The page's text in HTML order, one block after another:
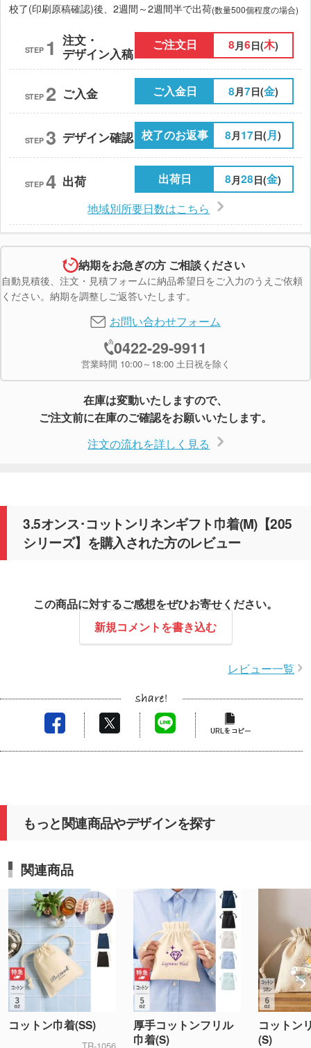
校了(印刷原稿確認)後、2週間～2週間半で出荷(数量500個程度の場合)
STEP 1 注文・
デザイン入稿
ご注文日 8 月6日(木)
STEP 2 ご入金 ご入金日 8月7日(金)
STEP 3 デザイン確認 校了のお返事 8月17日(月)
STEP 4 出荷 出荷日 8 月28日(金)
地域別所要日数はこちら
納期をお急ぎの方 ご相談ください
自動見積後、注文・見積フォームに納品希望日をご入力のうえご依頼
ください。納期を調整しご返答いたします。
お問い合わせフォーム
0422-29-9911
営業時間 10:00～18:00 土日祝を除く
在庫は変動いたしますので、
ご注文前に在庫のご確認をお願いいたします。
注文の流れを詳しく見る
3.5オンス･コットンリネンギフト巾着(M)【205
シリーズ】を購入された方のレビュー
この商品に対するご感想をぜひお寄せください。
新規コメントを書き込む
レビュー一覧
もっと関連商品やデザインを探す
関連商品
コットン巾着(SS)
TR-1056
厚手コットンフリル
巾着(S)
コットン
(S)